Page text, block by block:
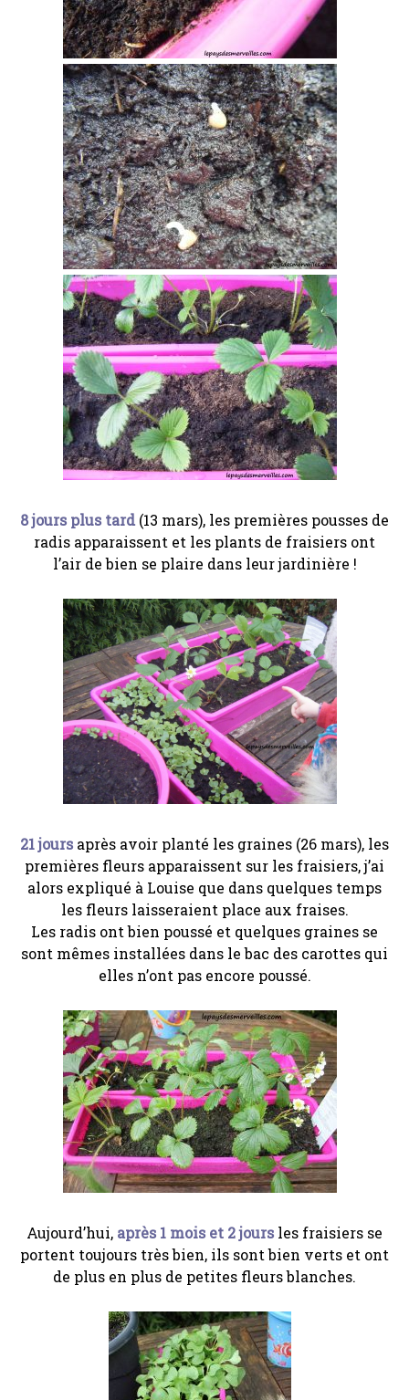
8 jours plus tard (13 mars), les premières pousses de
radis apparaissent et les plants de fraisiers ont
l’air de bien se plaire dans leur jardinière !
21 jours après avoir planté les graines (26 mars), les
premières fleurs apparaissent sur les fraisiers, j’ai
alors expliqué à Louise que dans quelques temps
les fleurs laisseraient place aux fraises.
Les radis ont bien poussé et quelques graines se
sont mêmes installées dans le bac des carottes qui
elles n’ont pas encore poussé.
Aujourd’hui, après 1 mois et 2 jours les fraisiers se
portent toujours très bien, ils sont bien verts et ont
de plus en plus de petites fleurs blanches.